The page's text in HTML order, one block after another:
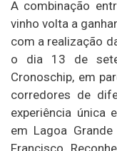
A combinação
vinho volta a
com a realização
o dia 13 de
Cronoschip, em
corredores de
experiência única
em Lagoa